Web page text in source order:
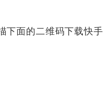
下面的二维码下载快手